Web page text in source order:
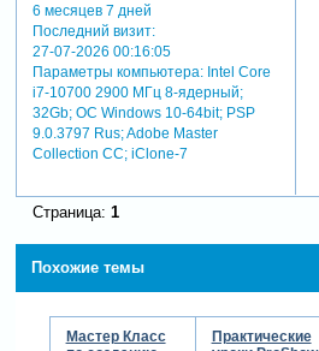
6 месяцев 7 дней
Последний визит:
27-07-2026 00:16:05
Параметры компьютера:Intel Core
i7-10700 2900 МГц 8-ядерный;
32Gb; ОС Windows 10-64bit; PSP
9.0.3797 Rus; Adobe Master
Collection СС; iClone-7
Страница: 1
Похожие темы
Мастер Класс
Практические